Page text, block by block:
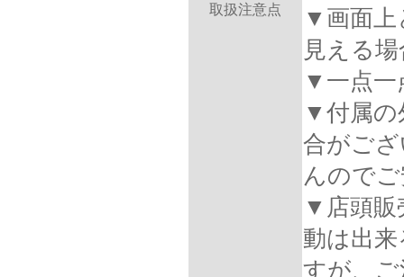
取扱注意点
▼画面上
見える
▼一点一
▼付属の
合がご
んので
▼店頭販
動は出
すが、